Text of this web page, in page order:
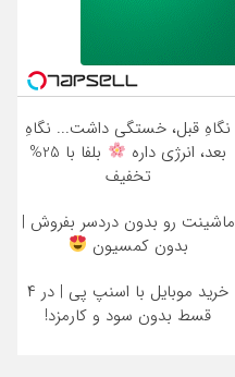
نگاهِ قبل، خستگی داشت... نگاهِ
بعد، انرژی داره
بلفا با 25%
تخفیف
ماشینت رو بدون دردسر بفروش |
بدون کمسیون
خرید موبایل با اسنپ پی | در ۴
قسط بدون سود و کارمزد!